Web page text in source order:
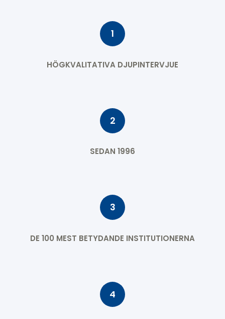
1
HÖGKVALITATIVA DJUPINTERVJUE
2
SEDAN 1996
3
DE 100 MEST BETYDANDE INSTITUTIONERNA
4